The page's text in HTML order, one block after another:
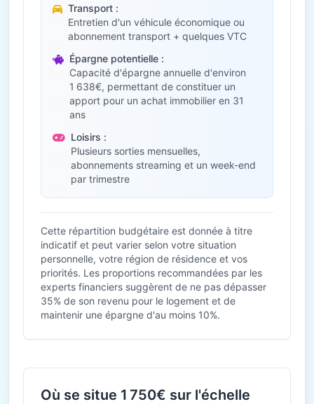
Transport :
Entretien d'un véhicule économique ou
abonnement transport + quelques VTC
Épargne potentielle :
Capacité d'épargne annuelle d'environ
1 638€, permettant de constituer un
apport pour un achat immobilier en 31
ans
Loisirs :
Plusieurs sorties mensuelles,
abonnements streaming et un week-end
par trimestre
Cette répartition budgétaire est donnée à titre
indicatif et peut varier selon votre situation
personnelle, votre région de résidence et vos
priorités. Les proportions recommandées par les
experts financiers suggèrent de ne pas dépasser
35% de son revenu pour le logement et de
maintenir une épargne d'au moins 10%.
Où se situe 1 750€ sur l'échelle